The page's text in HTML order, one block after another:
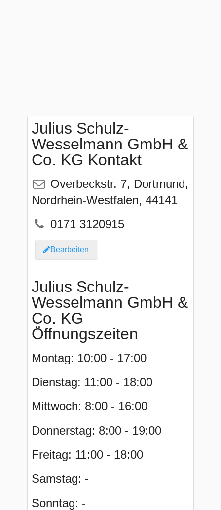
Julius Schulz-
Wesselmann GmbH &
Co. KG Kontakt
Overbeckstr. 7, Dortmund,
Nordrhein-Westfalen, 44141
0171 3120915
Bearbeiten
Julius Schulz-
Wesselmann GmbH &
Co. KG
Öffnungszeiten
Montag: 10:00 - 17:00
Dienstag: 11:00 - 18:00
Mittwoch: 8:00 - 16:00
Donnerstag: 8:00 - 19:00
Freitag: 11:00 - 18:00
Samstag: -
Sonntag: -